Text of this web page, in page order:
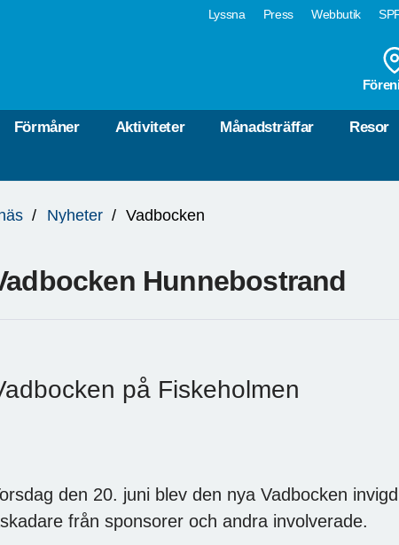
Lyssna Press Webbutik
Förmåner Aktiviteter Månadsträffar Resor
Nyheter Vadbocken
Hunnebostrand
på Fiskeholmen
den 20. juni blev den nya Vadbocken
från sponsorer och andra involverade.